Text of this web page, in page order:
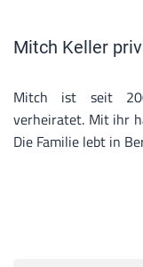
Mitch Keller
Mitch ist seit
verheiratet. Mit ihr
Die Familie lebt in